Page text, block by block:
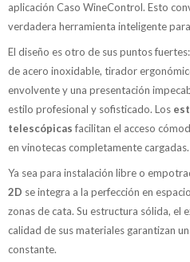
aplicación Caso WineControl. Esto
verdadera herramienta inteligente
El diseño es otro de sus puntos
de acero inoxidable, tirador
envolvente y una presentación
estilo profesional y sofisticado. Los
telescópicasfacilitan el acceso
en vinotecas completamente cargadas.
Ya sea para instalación libre o
2D se integra a la perfección en
zonas de cata. Su estructura sólida, el
calidad de sus materiales garantizan
constante.